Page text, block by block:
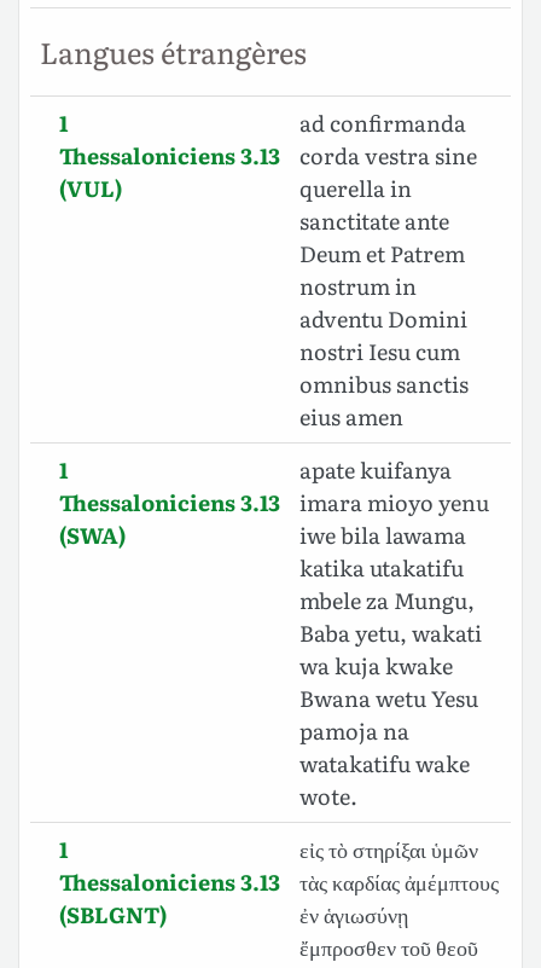
Langues étrangères
1
Thessaloniciens 3.13
(VUL)
ad confirmanda
corda vestra sine
querella in
sanctitate ante
Deum et Patrem
nostrum in
adventu Domini
nostri Iesu cum
omnibus sanctis
eius amen
1
Thessaloniciens 3.13
(SWA)
apate kuifanya
imara mioyo yenu
iwe bila lawama
katika utakatifu
mbele za Mungu,
Baba yetu, wakati
wa kuja kwake
Bwana wetu Yesu
pamoja na
watakatifu wake
wote.
1
Thessaloniciens 3.13
(SBLGNT)
εἰς τὸ στηρίξαι ὑμῶν
τὰς καρδίας ἀμέμπτους
ἐν ἁγιωσύνῃ
ἔμπροσθεν τοῦ θεοῦ